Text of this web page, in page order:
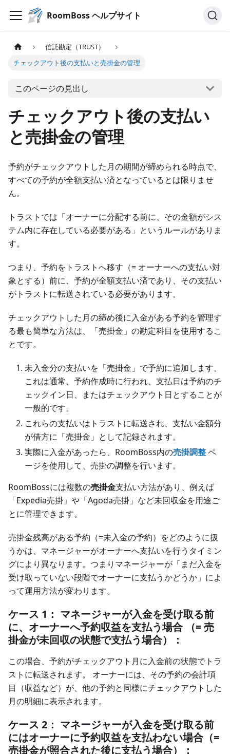
RoomBoss ヘルプサイト
信託勘定（TRUST）
チェックアウト後の支払いと売掛金の管理
このページの見出し
チェックアウト後の支払い
と売掛金の管理
予約がチェックアウトした月の期間が締められる時点で、
すべての予約が全額支払い済となっているとは限りませ
ん。
トラストでは「オーナーに分配する前に、その金額がシス
テム内に存在している必要がある」というルールがありま
す。
つまり、予約をトラストへ移す（= オーナーへの支払い対
象とする）前に、予約が全額支払い済であり、その支払い
がトラストに転送されている必要があります。
チェックアウトした月の締め後に入金がある予約を管理す
る最も簡単な方法は、「売掛金」の勘定科目を使用するこ
とです。
未入金分の支払いを「売掛金」で予約に追加します。
これは通常、予約作成時に行われ、支払日は予約のチ
ェックイン日、またはチェックアウト日とすることが
一般的です。
これらの支払いはトラストに転送され、支払い金額分
が借方に「売掛金」として記録されます。
実際に入金があったら、RoomBoss内の売掛調整ペ
ージを使用して、売掛の調整を行います。
RoomBossには複数の売掛金支払い方法があり、例えば
「Expedia売掛」や「Agoda売掛」など未回収金を用途ご
とに管理できます。
売掛金残高がある予約（=未入金の予約）をどのように扱
うかは、マネージャーがオーナーへ支払いを行うタイミン
グにより異なります。つまりマネージャーが「まだ入金を
受け取っていない段階でオーナーに支払うかどうか」によ
って運用方法が変わります。
ケース 1： マネージャーが入金を受け取る前
に、オーナーへ予約収益を支払う場合 （= 売
掛金が未回収の状態で支払う場合）：
この場合、予約がチェックアウト月に入金前の状態でトラ
ストに転送されます。 オーナーには、その予約の会計項
目（収益など）が、他の予約と同様にチェックアウトした
月の明細に表示されます。
ケース 2： マネージャーが入金を受け取る前
にはオーナーに予約収益を支払わない場合（=
売掛金が照合された後に支払う場合）：